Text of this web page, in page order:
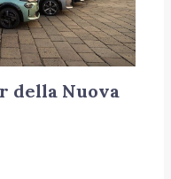
della Nuova